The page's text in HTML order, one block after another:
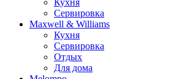
Кухня
Сервировка
Maxwell & Williams
Кухня
Сервировка
Отдых
Для дома